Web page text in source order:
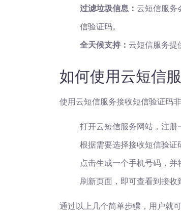
过滤垃圾信息： 云短信服务
信验证码。
全天候支持： 云短信服务提
如何使用云短信
使用云短信服务接收短信验证码非
打开云短信服务网站，注册
根据需要选择接收短信验证
点击生成一个手机号码，并
刷新页面，即可查看到接收
通过以上几个简单步骤，用户就